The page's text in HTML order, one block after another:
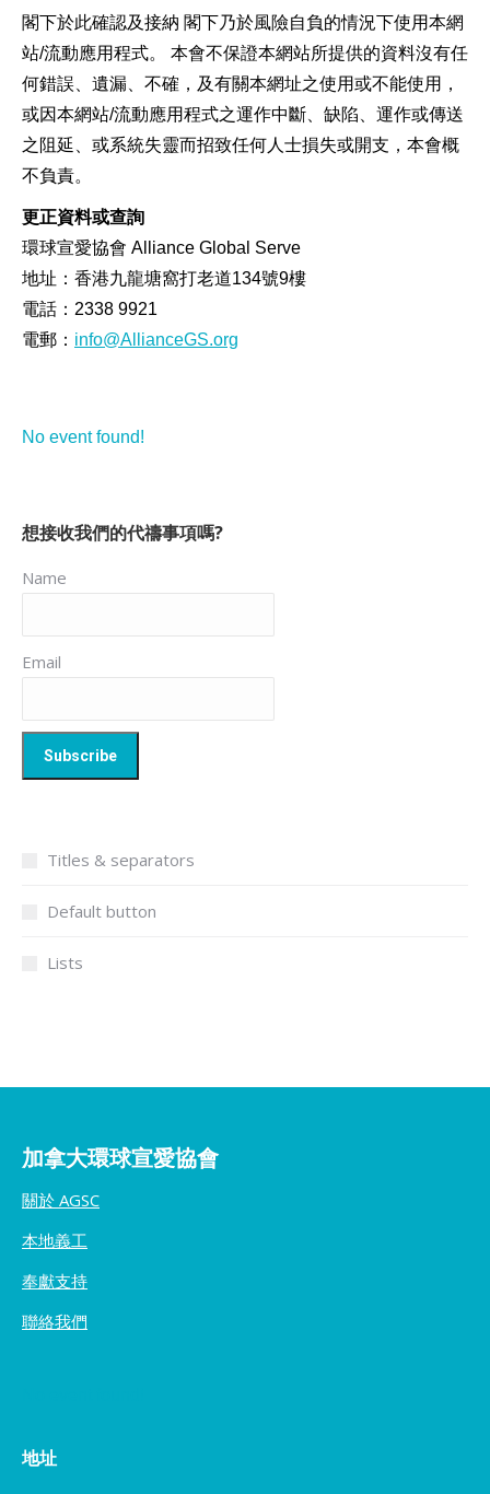
閣下於此確認及接納 閣下乃於風險自負的情況下使用本網
站/流動應用程式。 本會不保證本網站所提供的資料沒有任
何錯誤、遺漏、不確，及有關本網址之使用或不能使用，
或因本網站/流動應用程式之運作中斷、缺陷、運作或傳送
之阻延、或系統失靈而招致任何人士損失或開支，本會概
不負責。
更正資料或查詢
環球宣愛協會 Alliance Global Serve
地址：香港九龍塘窩打老道134號9樓
電話：2338 9921
電郵： info@AllianceGS.org
No event found!
想接收我們的代禱事項嗎?
Name
Email
Titles & separators
Default button
Lists
加拿大環球宣愛協會
關於 AGSC
本地義工
奉獻支持
聯絡我們
地址